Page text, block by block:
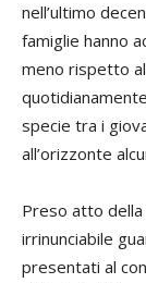
nell’ultimo
famiglie hanno
meno rispetto
specie tra i
all’orizzonte
Preso atto
irrinunciabile
presentati al